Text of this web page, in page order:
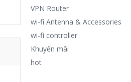
VPN Router
wi-fi Antenna & Accessories
wi-fi controller
Khuyến mãi
hot